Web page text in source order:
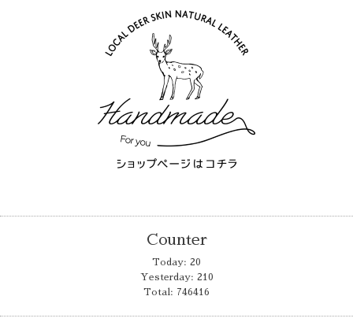
Counter
Today: 20
Yesterday: 210
Total: 746416